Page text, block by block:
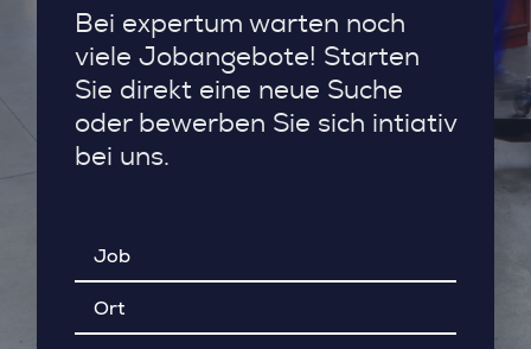
Bei expertum warten noch
viele Jobangebote! Starten
Sie direkt eine neue Suche
oder bewerben Sie sich intiativ
bei uns.